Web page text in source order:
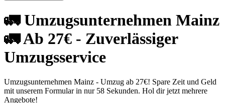
🚛 Umzugsunternehmen Mainz
🚛 Ab 27€ - Zuverlässiger
Umzugsservice
Umzugsunternehmen Mainz - Umzug ab 27€! Spare Zeit und Geld
mit unserem Formular in nur 58 Sekunden. Hol dir jetzt mehrere
Angebote!